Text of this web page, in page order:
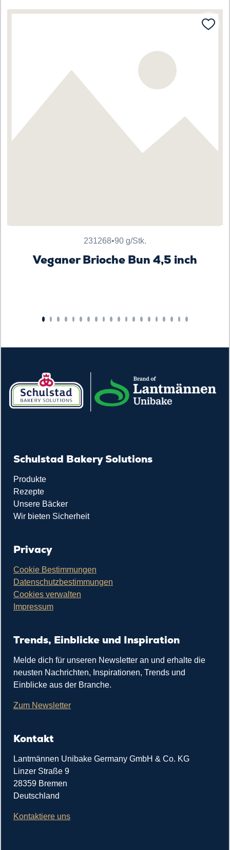
231268•90 g/Stk.
Veganer Brioche Bun 4,5 inch
Schulstad Bakery Solutions
Produkte
Rezepte
Unsere Bäcker
Wir bieten Sicherheit
Privacy
Cookie Bestimmungen
Datenschutzbestimmungen
Cookies verwalten
Impressum
Trends, Einblicke und Inspiration
Melde dich für unseren Newsletter an und erhalte die
neusten Nachrichten, Inspirationen, Trends und
Einblicke aus der Branche.
Zum Newsletter
Kontakt
Lantmännen Unibake Germany GmbH & Co. KG
Linzer Straße 9
28359 Bremen
Deutschland
Kontaktiere uns